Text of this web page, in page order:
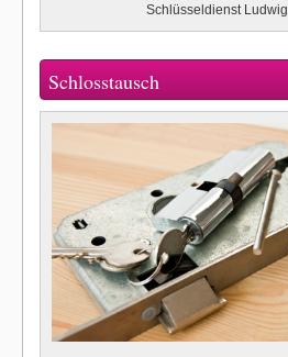
Schlüsseldienst Ludwig
Schlosstausch